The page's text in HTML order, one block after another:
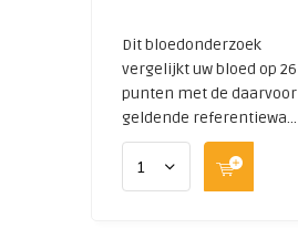
Dit bloedonderzoek
vergelijkt uw bloed op 26
punten met de daarvoor
geldende referentiewa...